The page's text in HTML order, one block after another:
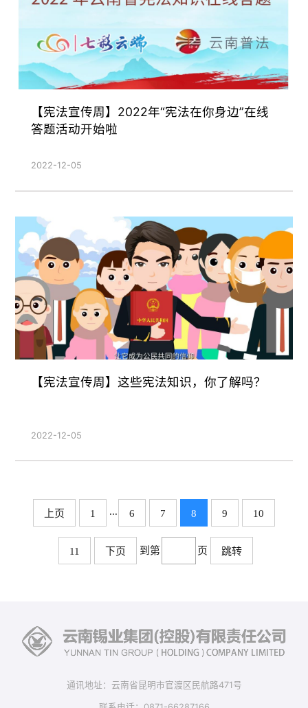
【宪法宣传周】2022年“宪法在你身边”在线
答题活动开始啦
2022-12-05
【宪法宣传周】这些宪法知识，你了解吗？
2022-12-05
上页 1 ... 6 7 8 9 10
11 下页 到第 页 跳转
通讯地址：云南省昆明市官渡区民航路471号